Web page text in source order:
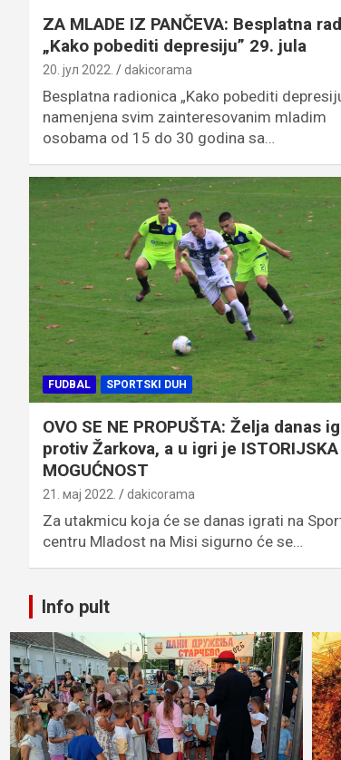
ZA MLADE IZ PANČEVA: Besplatna
„Kako pobediti depresiju” 29. jula
20. јул 2022. dakicorama
Besplatna radionica „Kako pobediti
namenjena svim zainteresovanim mladim
osobama od 15 do 30 godina sa…
FUDBAL SPORTSKI DUH
OVO SE NE PROPUŠTA: Želja danas
protiv Žarkova, a u igri je ISTORIJSKA
MOGUĆNOST
21. мај 2022. dakicorama
Za utakmicu koja će se danas igrati na
centru Mladost na Misi sigurno će se…
Info pult